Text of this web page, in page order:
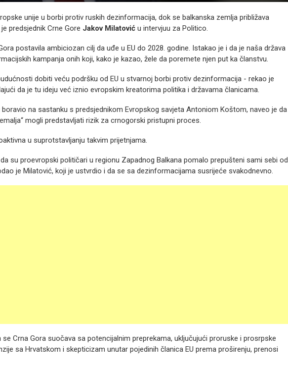
unije u borbi protiv ruskih dezinformacija, dok se balkanska zemlja približava
predsjednik Crne Gore Jakov Milatović u intervjuu za Politico.
postavila ambiciozan cilj da uđe u EU do 2028. godine. Istakao je i da je naša država
kampanja onih koji, kako je kazao, žele da poremete njen put ka članstvu.
dobiti veću podršku od EU u stvarnoj borbi protiv dezinformacija - rekao je
da je tu ideju već iznio evropskim kreatorima politika i državama članicama.
boravio na sastanku s predsjednikom Evropskog savjeta Antoniom Koštom, naveo je da
mogli predstavljati rizik za crnogorski pristupni proces.
u suprotstavljanju takvim prijetnjama.
su proevropski političari u regionu Zapadnog Balkana pomalo prepušteni sami sebi od
je Milatović, koji je ustvrdio i da se sa dezinformacijama susrijeće svakodnevno.
Crna Gora suočava sa potencijalnim preprekama, uključujući proruske i prosrpske
sa Hrvatskom i skepticizam unutar pojedinih članica EU prema proširenju, prenosi